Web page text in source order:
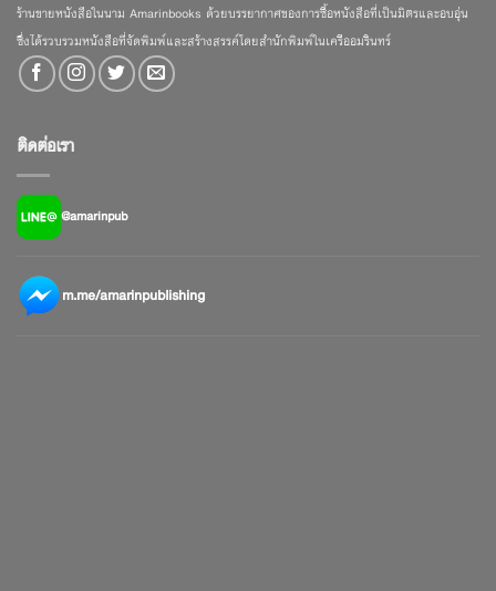
ร้านขายหนังสือในนาม Amarinbooks ด้วยบรรยากาศของการซื้อหนังสือที่เป็นมิตรและอบอุ่น
ซึ่งได้รวบรวมหนังสือที่จัดพิมพ์และสร้างสรรค์โดยสำนักพิมพ์ในเครืออมรินทร์
ติดต่อเรา
@amarinpub
m.me/amarinpublishing